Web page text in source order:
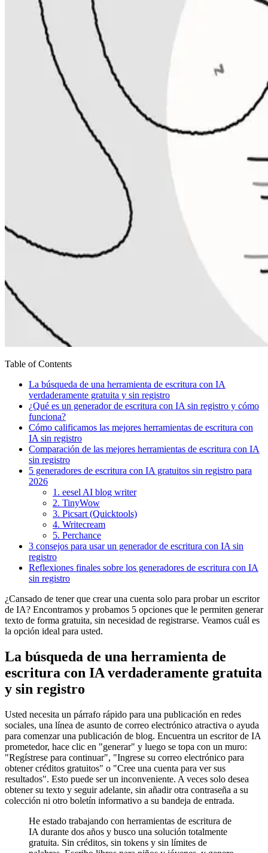
Table of Contents
La búsqueda de una herramienta de escritura con IA
verdaderamente gratuita y sin registro
¿Qué es un generador de escritura con IA sin registro y cómo
funciona?
Cómo calificamos las mejores herramientas de escritura con
IA sin registro
Comparación de las mejores herramientas de escritura con IA
sin registro
5 generadores de escritura con IA gratuitos sin registro para
2026
1. eesel AI blog writer
2. TinyWow
3. Picsart (Quicktools)
4. Writecream
5. Perchance
3 consejos para usar un generador de escritura con IA sin
registro
Reflexiones finales sobre los generadores de escritura con IA
sin registro
¿Cansado de tener que crear una cuenta solo para probar un escritor
de IA? Encontramos y probamos 5 opciones que le permiten generar
texto de forma gratuita, sin necesidad de registrarse. Veamos cuál es
la opción ideal para usted.
La búsqueda de una herramienta de
escritura con IA verdaderamente gratuita
y sin registro
Usted necesita un párrafo rápido para una publicación en redes
sociales, una línea de asunto de correo electrónico atractiva o ayuda
para comenzar una publicación de blog. Encuentra un escritor de IA
prometedor, hace clic en "generar" y luego se topa con un muro:
"Regístrese para continuar", "Ingrese su correo electrónico para
obtener créditos gratuitos" o "Cree una cuenta para ver sus
resultados". Esto puede ser un inconveniente. A veces solo desea
obtener su texto y seguir adelante, sin añadir otra contraseña a su
colección ni otro boletín informativo a su bandeja de entrada.
He estado trabajando con herramientas de escritura de
IA durante dos años y busco una solución totalmente
gratuita. Sin créditos, sin tokens y sin límites de